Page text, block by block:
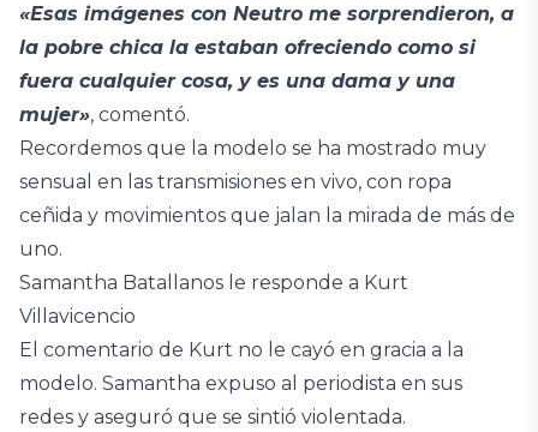
«Esas imágenes con Neutro me sorprendieron, a
la pobre chica la estaban ofreciendo como si
fuera cualquier cosa, y es una dama y una
mujer», comentó.
Recordemos que la modelo se ha mostrado muy
sensual en las transmisiones en vivo, con ropa
ceñida y movimientos que jalan la mirada de más de
uno.
Samantha Batallanos le responde a Kurt
Villavicencio
El comentario de Kurt no le cayó en gracia a la
modelo. Samantha expuso al periodista en sus
redes y aseguró que se sintió violentada.